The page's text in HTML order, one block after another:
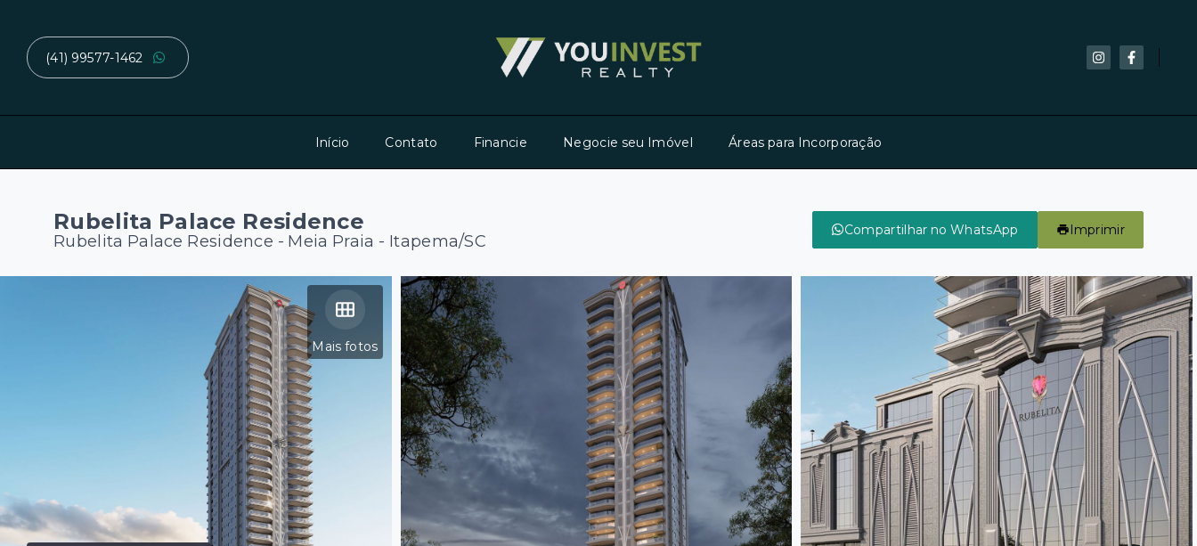
(41) 99577-1462
Início Contato Financie Negocie seu Imóvel Áreas para Incorporação
Rubelita Palace Residence
Rubelita Palace Residence - Meia Praia - Itapema/SC
Compartilhar no WhatsApp Imprimir
Mais fotos